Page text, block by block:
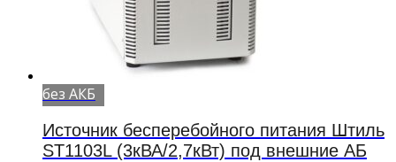
без АКБ
Источник бесперебойного питания Штиль
ST1103L (3кВА/2,7кВт) под внешние АБ